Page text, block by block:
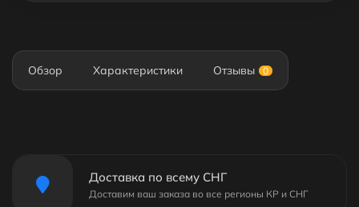
Обзор Характеристики Отзывы 0
Доставка по всему СНГ
Доставим ваш заказа во все регионы КР и СНГ